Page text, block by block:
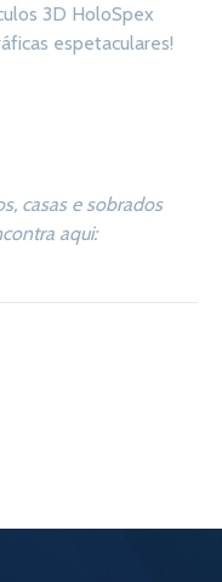
3D HoloSpex
espetaculares!
casas e sobrados
aqui: